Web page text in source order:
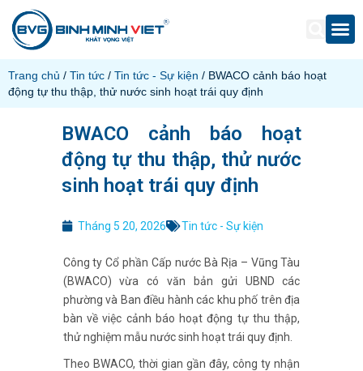
Trang chủ / Tin tức / Tin tức - Sự kiện / BWACO cảnh báo hoạt
động tự thu thập, thử nước sinh hoạt trái quy định
BWACO cảnh báo hoạt
động tự thu thập, thử nước
sinh hoạt trái quy định
Tháng 5 20, 2026 Tin tức - Sự kiện
Công ty Cổ phần Cấp nước Bà Rịa – Vũng Tàu
(BWACO) vừa có văn bản gửi UBND các
phường và Ban điều hành các khu phố trên địa
bàn về việc cảnh báo hoạt động tự thu thập,
thử nghiệm mẫu nước sinh hoạt trái quy định.
Theo BWACO, thời gian gần đây, công ty nhận